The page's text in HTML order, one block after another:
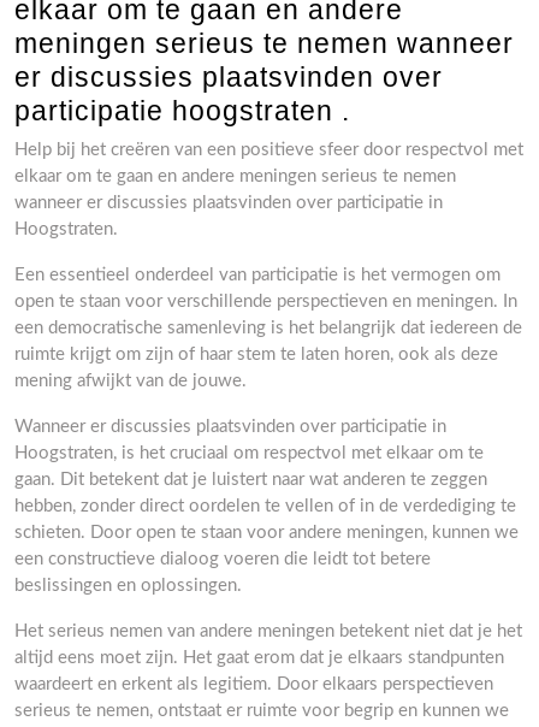
elkaar om te gaan en andere
meningen serieus te nemen wanneer
er discussies plaatsvinden over
participatie hoogstraten .
Help bij het creëren van een positieve sfeer door respectvol met
elkaar om te gaan en andere meningen serieus te nemen
wanneer er discussies plaatsvinden over participatie in
Hoogstraten.
Een essentieel onderdeel van participatie is het vermogen om
open te staan voor verschillende perspectieven en meningen. In
een democratische samenleving is het belangrijk dat iedereen de
ruimte krijgt om zijn of haar stem te laten horen, ook als deze
mening afwijkt van de jouwe.
Wanneer er discussies plaatsvinden over participatie in
Hoogstraten, is het cruciaal om respectvol met elkaar om te
gaan. Dit betekent dat je luistert naar wat anderen te zeggen
hebben, zonder direct oordelen te vellen of in de verdediging te
schieten. Door open te staan voor andere meningen, kunnen we
een constructieve dialoog voeren die leidt tot betere
beslissingen en oplossingen.
Het serieus nemen van andere meningen betekent niet dat je het
altijd eens moet zijn. Het gaat erom dat je elkaars standpunten
waardeert en erkent als legitiem. Door elkaars perspectieven
serieus te nemen, ontstaat er ruimte voor begrip en kunnen we